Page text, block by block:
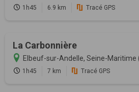
1h45 6.9 km Tracé GPS
La Carbonnière
Elbeuf-sur-Andelle, Seine-Maritime
1h45 7 km Tracé GPS